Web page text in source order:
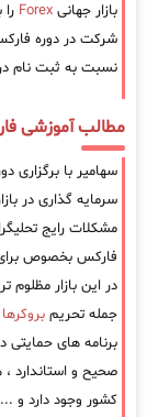
بازار جهانی Forex
شرکت در دوره
نسبت به ثبت نام
مطالب آموزشی
سهامیر با برگزاری
سرمایه گذاری در
مشکلات رایج
فارکس بخصوص برای
در این بازار
جمله تحریم بروکرها
برنامه های حمایتی
صحیح و استاندارد
کشور وجود دارد و